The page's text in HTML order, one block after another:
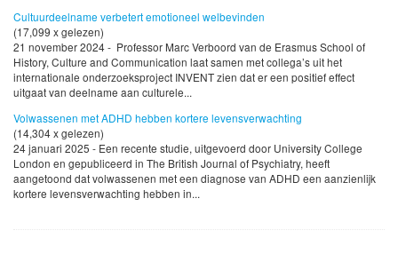
Cultuurdeelname verbetert emotioneel welbevinden
(17,099 x gelezen)
21 november 2024 - Professor Marc Verboord van de Erasmus School of
History, Culture and Communication laat samen met collega’s uit het
internationale onderzoeksproject INVENT zien dat er een positief effect
uitgaat van deelname aan culturele...
Volwassenen met ADHD hebben kortere levensverwachting
(14,304 x gelezen)
24 januari 2025 - Een recente studie, uitgevoerd door University College
London en gepubliceerd in The British Journal of Psychiatry, heeft
aangetoond dat volwassenen met een diagnose van ADHD een aanzienlijk
kortere levensverwachting hebben in...